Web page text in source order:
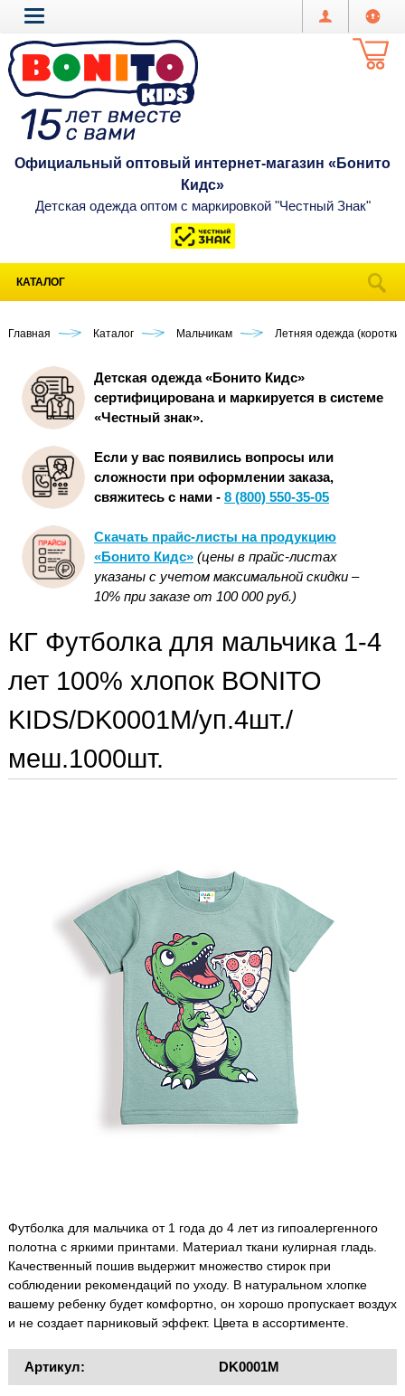
Официальный оптовый интернет-магазин «Бонито
Кидс»
Детская одежда оптом с маркировкой "Честный Знак"
КАТАЛОГ
Главная Каталог Мальчикам Летняя одежда
Детская одежда «Бонито Кидс»
сертифицирована и маркируется в системе
«Честный знак».
Если у вас появились вопросы или
сложности при оформлении заказа,
свяжитесь с нами - 8 (800) 550-35-05
Скачать прайс-листы на продукцию
«Бонито Кидс» (цены в прайс-листах
указаны с учетом максимальной скидки –
10% при заказе от 100 000 руб.)
КГ Футболка для мальчика 1-4
лет 100% хлопок BONITO
KIDS/DK0001M/уп.4шт./
меш.1000шт.
Футболка для мальчика от 1 года до 4 лет из гипоалергенного
полотна с яркими принтами. Материал ткани кулирная гладь.
Качественный пошив выдержит множество стирок при
соблюдении рекомендаций по уходу. В натуральном хлопке
вашему ребенку будет комфортно, он хорошо пропускает воздух
и не создает парниковый эффект. Цвета в ассортименте.
Артикул: DK0001M